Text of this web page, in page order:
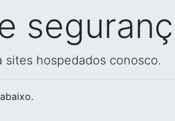
hospedados conosco.